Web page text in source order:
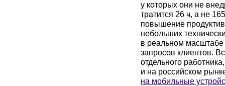
у которых они не
тратится 26 ч, а не
повышение
небольших
в реальном
запросов клиентов.
отдельного
и на российском
на мобильные